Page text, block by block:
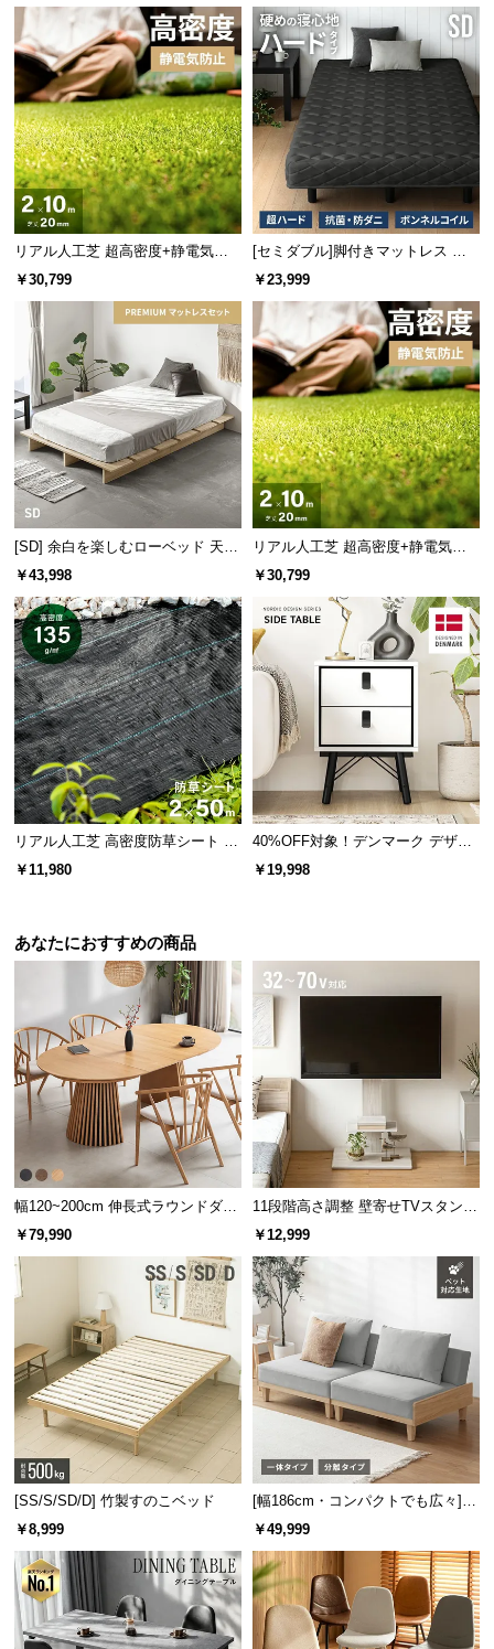
い
て
搬
入
経
路
に
つ
い
て
返
品・
キ
ャ
ン
セ
に
い
て
保
証
に
つ
い
て
会
員
に
て
ポ
ー
ト
知
ら
せ
ブ
ロ
企
業
伝統と信頼のデンマークデザイン
家具づくりの長い歴史を持つデンマーク。家具の本
場にて丁寧に作り上げられたこだわりの一台です。
シリーズで揃えてトータ
ルコーデ
同シリーズの家具で揃えることで空間に統一性
が生まれ、すっきりとまとまった印象のお部屋
になります。
リアル人工芝 超高密度+静電気防
止 極細タイプ 芝丈20mm 2×10m
￥30,799
[セミダブル]脚付きマットレス ボ
ンネルコイル ハードタイプ
￥23,999
[SD] 余白を楽しむローベッド 天然
木調 ステージベッド プレミアムマ
ットレス付き
￥43,998
リアル人工芝 超高密度+静電気防
止 高耐久タイプ・質感追求 芝丈20
mm 2×10m 防草シート付
￥30,799
リアル人工芝 高密度防草シート 2×
50m
￥11,980
40%OFF対象！デンマーク デザイ
ン サイドテーブル
￥19,998
あなたにおすすめの商品
幅120~200cm 伸長式ラウンドダイ
ニングテーブル 6人掛け 天然木突
￥79,990
11段階高さ調整 壁寄せTVスタンド
キャスター付き 上下左右角度調節
￥12,999
[SS/S/SD/D] 竹製すのこベッド
￥8,999
[幅186cm・コンパクトでも広々] 3
人掛けソファベッド リクライニン
￥49,999